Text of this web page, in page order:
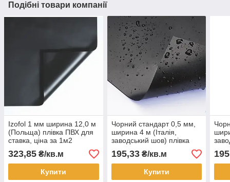
Подібні товари компанії
Izofol 1 мм ширина 12,0 м
(Польща) плівка ПВХ для
ставка, ціна за 1м2
323,85 ₴/кв.м
Купити
Чорний стандарт 0,5 мм,
ширина 4 м (Італія,
заводський шов) плівка
1м2
195,33₴/кв.м
Купити
1м2